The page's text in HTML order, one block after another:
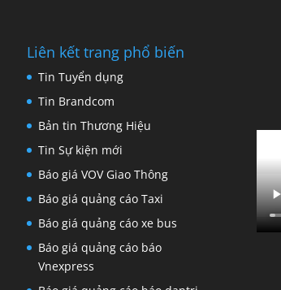
Liên kết trang phổ biến
Tin Tuyển dụng
Tin Brandcom
Bản tin Thương Hiệu
Tin Sự kiện mới
Báo giá VOV Giao Thông
Báo giá quảng cáo Taxi
Báo giá quảng cáo xe bus
Báo giá quảng cáo báo
Vnexpress